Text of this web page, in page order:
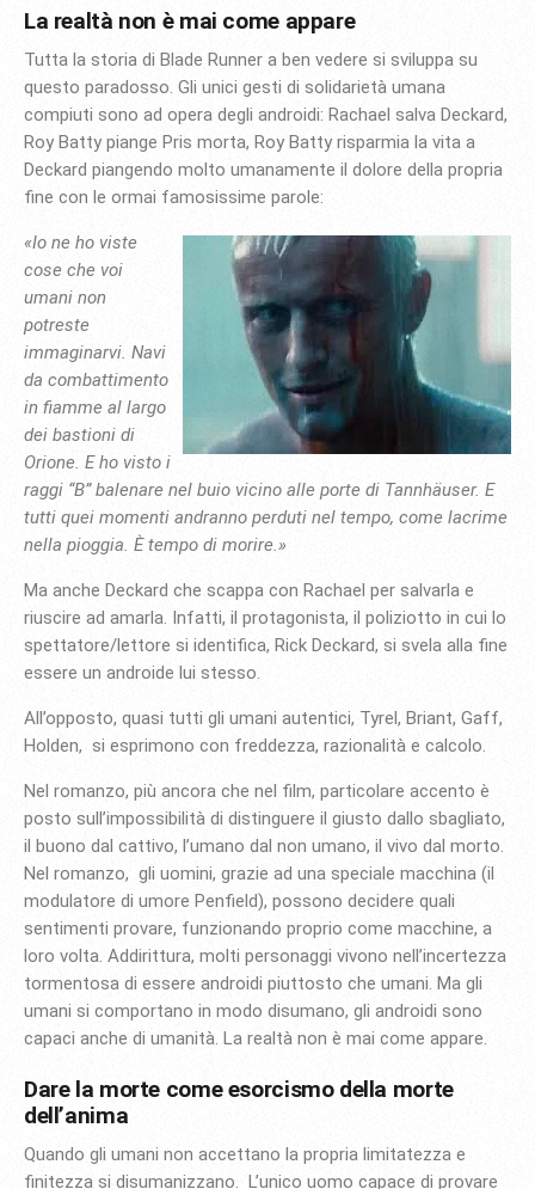
La realtà non è mai come appare
Tutta la storia di Blade Runner a ben vedere si sviluppa su
questo paradosso. Gli unici gesti di solidarietà umana
compiuti sono ad opera degli androidi: Rachael salva Deckard,
Roy Batty piange Pris morta, Roy Batty risparmia la vita a
Deckard piangendo molto umanamente il dolore della propria
fine con le ormai famosissime parole:
«Io ne ho viste
cose che voi
umani non
potreste
immaginarvi. Navi
da combattimento
in fiamme al largo
dei bastioni di
Orione. E ho visto i
raggi “B” balenare nel buio vicino alle porte di Tannhäuser. E
tutti quei momenti andranno perduti nel tempo, come lacrime
nella pioggia. È tempo di morire.»
Ma anche Deckard che scappa con Rachael per salvarla e
riuscire ad amarla. Infatti, il protagonista, il poliziotto in cui lo
spettatore/lettore si identifica, Rick Deckard, si svela alla fine
essere un androide lui stesso.
All’opposto, quasi tutti gli umani autentici, Tyrel, Briant, Gaff,
Holden, si esprimono con freddezza, razionalità e calcolo.
Nel romanzo, più ancora che nel film, particolare accento è
posto sull’impossibilità di distinguere il giusto dallo sbagliato,
il buono dal cattivo, l’umano dal non umano, il vivo dal morto.
Nel romanzo, gli uomini, grazie ad una speciale macchina (il
modulatore di umore Penfield), possono decidere quali
sentimenti provare, funzionando proprio come macchine, a
loro volta. Addirittura, molti personaggi vivono nell’incertezza
tormentosa di essere androidi piuttosto che umani. Ma gli
umani si comportano in modo disumano, gli androidi sono
capaci anche di umanità. La realtà non è mai come appare.
Dare la morte come esorcismo della morte
dell’anima
Quando gli umani non accettano la propria limitatezza e
finitezza si disumanizzano. L’unico uomo capace di provare